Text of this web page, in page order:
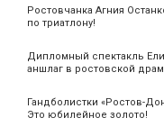
Ростовчанка Агния
по триатлону!
Дипломный спектакль
аншлаг в ростовской
Гандболистки «Ростов-
Это юбилейное золото!